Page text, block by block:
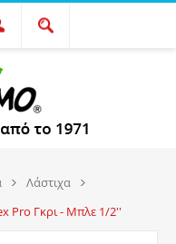
Λάστιχα
Pro Γκρι - Μπλε 1/2''